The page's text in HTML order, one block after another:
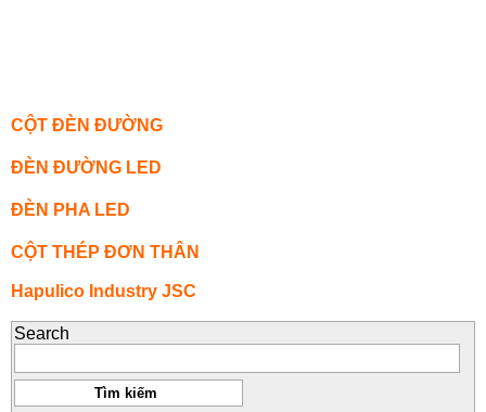
CỘT ĐÈN ĐƯỜNG
ĐÈN ĐƯỜNG LED
ĐÈN PHA LED
CỘT THÉP ĐƠN THÂN
Hapulico Industry JSC
Search